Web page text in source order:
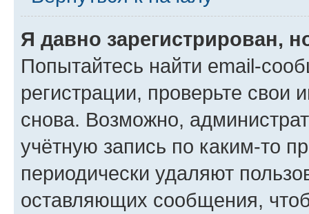
Я давно зарегистрирован,
Попытайтесь найти email-
регистрации, проверьте свои
снова. Возможно,
учётную запись по каким-то
периодически удаляют
оставляющих сообщения,